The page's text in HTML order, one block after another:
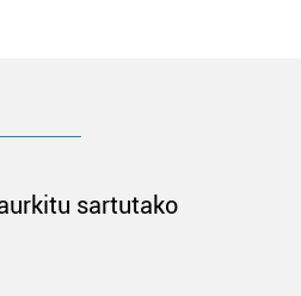
sartutako